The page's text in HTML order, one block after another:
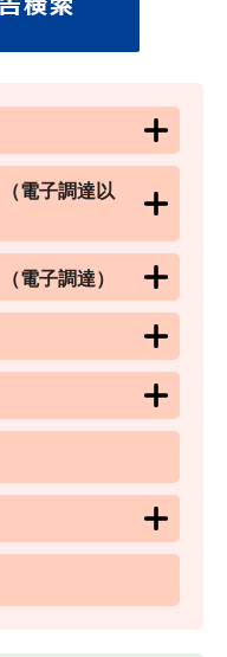
電子調達以
電子調達）